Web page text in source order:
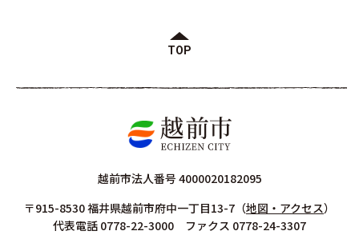
TOP
越前市法人番号 4000020182095
〒915-8530 福井県越前市府中一丁目13-7 （地図・アクセス）
代表電話 0778-22-3000 ファクス 0778-24-3307